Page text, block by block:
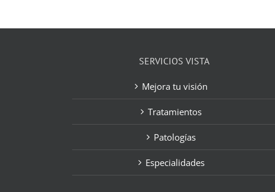
SERVICIOS VISTA
Mejora tu visión
Tratamientos
Patologías
Especialidades